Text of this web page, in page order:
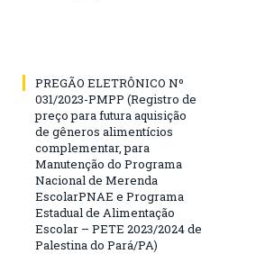
PREGÃO ELETRÔNICO Nº
031/2023-PMPP (Registro de
preço para futura aquisição
de gêneros alimentícios
complementar, para
Manutenção do Programa
Nacional de Merenda
EscolarPNAE e Programa
Estadual de Alimentação
Escolar – PETE 2023/2024 de
Palestina do Pará/PA)